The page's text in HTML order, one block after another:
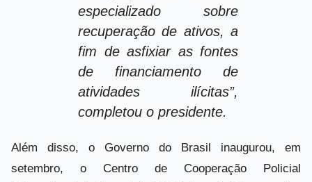
especializado sobre
recuperação de ativos, a
fim de asfixiar as fontes
de financiamento de
atividades ilícitas”,
completou o presidente.
Além disso, o Governo do Brasil inaugurou, em
setembro, o Centro de Cooperação Policial